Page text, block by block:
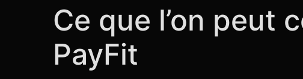
Ce que l’on peut
PayFit